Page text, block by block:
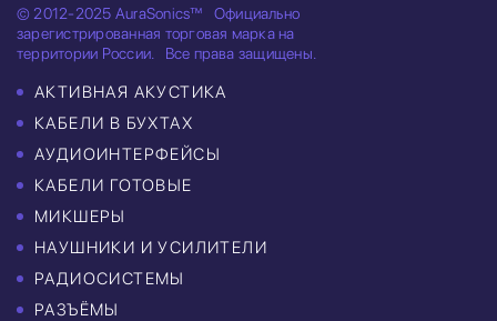
© 2012-2025 AuraSonics™
Официально
зарегистрированная торговая марка на
территории России.
Все права защищены.
АКТИВНАЯ АКУСТИКА
КАБЕЛИ В БУХТАХ
АУДИОИНТЕРФЕЙСЫ
КАБЕЛИ ГОТОВЫЕ
МИКШЕРЫ
НАУШНИКИ И УСИЛИТЕЛИ
РАДИОСИСТЕМЫ
РАЗЪЁМЫ